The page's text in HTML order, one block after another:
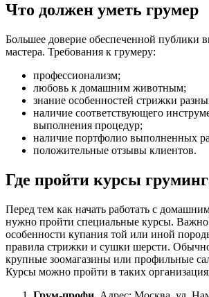
Что должен уметь грумер
Большее доверие обеспеченной публики
мастера. Требования к грумеру:
профессионализм;
любовь к домашним животным;
знание особенностей стрижки
наличие соответствующего
выполнения процедур;
наличие портфолио выполненных
положительные отзывы клиентов.
Где пройти курсы
Перед тем как начать работать с
нужно пройти специальные курсы. Важно
особенности купания той или иной
правила стрижки и сушки шерсти.
крупные зоомагазины или профильные
Курсы можно пройти в таких